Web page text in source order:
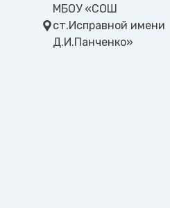
МБОУ «СОШ
ст.Исправной имени
Д.И.Панченко»